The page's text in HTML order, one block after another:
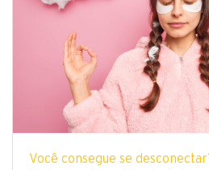
Você consegue se